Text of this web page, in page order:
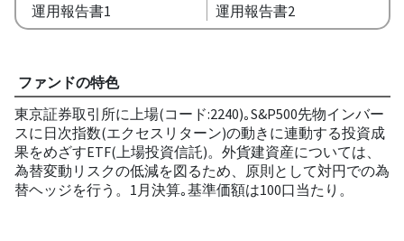
運用報告書1 運用報告書2
ファンドの特色
東京証券取引所に上場(コード:2240)｡S&P500先物インバー
スに日次指数(エクセスリターン)の動きに連動する投資成
果をめざすETF(上場投資信託)。外貨建資産については、
為替変動リスクの低減を図るため、原則として対円での為
替ヘッジを行う。1月決算｡基準価額は100口当たり。